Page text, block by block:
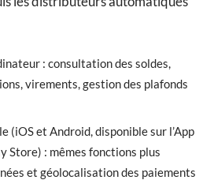
: consultation des soldes,
virements, gestion des plafonds
(iOS et Android, disponible sur l’App
Store) : mêmes fonctions plus
et géolocalisation des paiements